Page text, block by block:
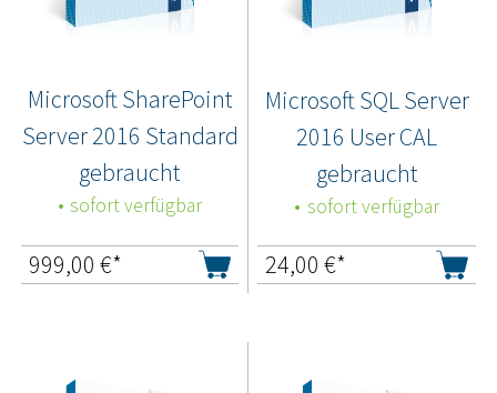
Microsoft SharePoint
Server 2016 Standard
gebraucht
sofort verfügbar
999,00 €*
Microsoft SQL Server
2016 User CAL
gebraucht
sofort verfügbar
24,00 €*